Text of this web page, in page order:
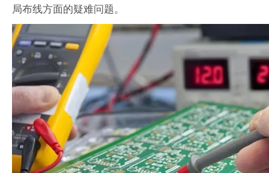
局布线方面的疑难问题。